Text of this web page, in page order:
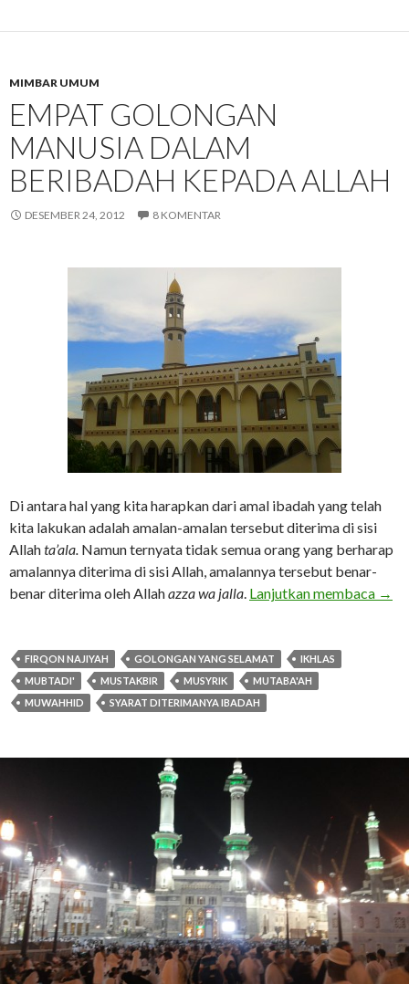
MIMBAR UMUM
EMPAT GOLONGAN
MANUSIA DALAM
BERIBADAH KEPADA ALLAH
DESEMBER 24, 2012 8 KOMENTAR
Di antara hal yang kita harapkan dari amal ibadah yang telah
kita lakukan adalah amalan-amalan tersebut diterima di sisi
Allahta’ala. Namun ternyata tidak semua orang yang berharap
amalannya diterima di sisi Allah, amalannya tersebut benar-
benar diterima oleh Allahazza wa jalla. Lanjutkan membaca →
FIRQON NAJIYAH GOLONGAN YANG SELAMAT
IKHLAS
MUBTADI'
MUSTAKBIR MUSYRIK
MUTABA'AH
MUWAHHID
SYARAT DITERIMANYA IBADAH